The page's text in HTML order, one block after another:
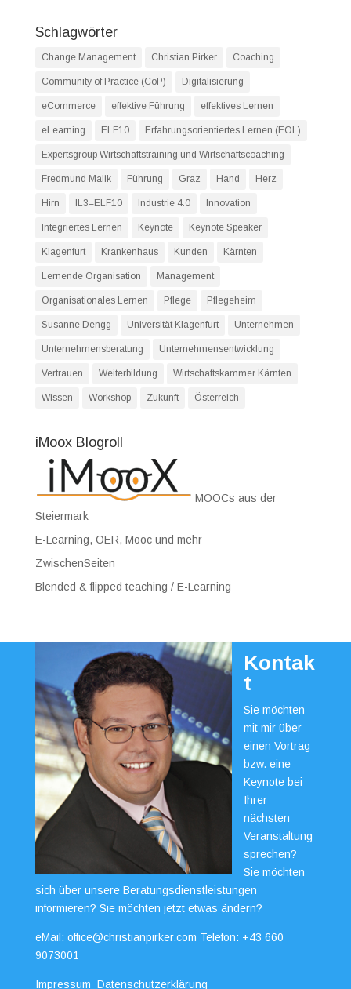
Schlagwörter
Change Management Christian Pirker Coaching
Community of Practice (CoP) Digitalisierung
eCommerce effektive Führung effektives Lernen
eLearning ELF10 Erfahrungsorientiertes Lernen (EOL)
Expertsgroup Wirtschaftstraining und Wirtschaftscoaching
Fredmund Malik Führung Graz Hand Herz
Hirn IL3=ELF10 Industrie 4.0 Innovation
Integriertes Lernen Keynote Keynote Speaker
Klagenfurt Krankenhaus Kunden Kärnten
Lernende Organisation Management
Organisationales Lernen Pflege Pflegeheim
Susanne Dengg Universität Klagenfurt Unternehmen
Unternehmensberatung Unternehmensentwicklung
Vertrauen Weiterbildung Wirtschaftskammer Kärnten
Wissen Workshop Zukunft Österreich
iMoox Blogroll
MOOCs aus der
Steiermark
E-Learning, OER, Mooc und mehr
ZwischenSeiten
Blended & flipped teaching / E-Learning
Kontak
t
Sie möchten
mit mir über
einen Vortrag
bzw. eine
Keynote bei
Ihrer
nächsten
Veranstaltung
sprechen?
Sie möchten
sich über unsere Beratungsdienstleistungen
informieren? Sie möchten jetzt etwas ändern?
eMail: office@christianpirker.com Telefon: +43 660
9073001
Impressum Datenschutzerklärung